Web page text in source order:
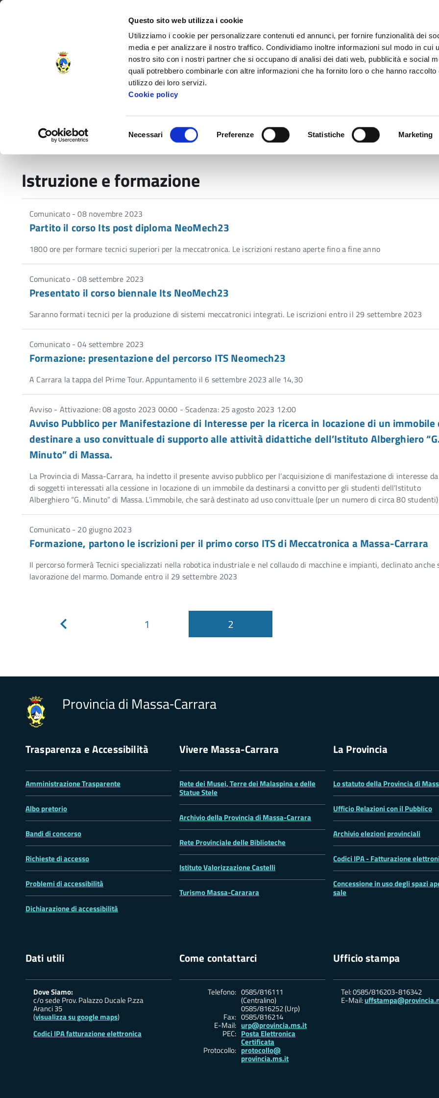
Questo sito web utilizza i cookie
Utilizziamo i cookie per personalizzare contenuti ed annunci, per fornire funzionalità dei
media e per analizzare il nostro traffico. Condividiamo inoltre informazioni sul modo in cui
nostro sito con i nostri partner che si occupano di analisi dei dati web, pubblicità e social
quali potrebbero combinarle con altre informazioni che ha fornito loro o che hanno raccolto
utilizzo dei loro servizi.
Cookie policy
Necessari Preferenze Statistiche Marketing
Provincia di Massa‑Carrara
Settori e uffici Servizi e Documenti
Istruzione e formazione
Comunicato - 08 novembre 2023
Partito il corso Its post diploma NeoMech23
1800 ore per formare tecnici superiori per la meccatronica. Le iscrizioni restano aperte fino a fine anno
Comunicato - 08 settembre 2023
Presentato il corso biennale Its NeoMech23
Saranno formati tecnici per la produzione di sistemi meccatronici integrati. Le iscrizioni entro il 29 settembre 2023
Comunicato - 04 settembre 2023
Formazione: presentazione del percorso ITS Neomech23
A Carrara la tappa del Prime Tour. Appuntamento il 6 settembre 2023 alle 14,30
Avviso - Attivazione: 08 agosto 2023 00:00 - Scadenza: 25 agosto 2023 12:00
Avviso Pubblico per Manifestazione di Interesse per la ricerca in locazione di un immobile
destinare a uso convittuale di supporto alle attività didattiche dell’Istituto Alberghiero
Minuto” di Massa.
La Provincia di Massa-Carrara, ha indetto il presente avviso pubblico per l’acquisizione di manifestazione di interesse
di soggetti interessati alla cessione in locazione di un immobile da destinarsi a convitto per gli studenti dell’Istituto
Alberghiero “G. Minuto” di Massa. L’immobile, che sarà destinato ad uso convittuale (per un numero di circa 80
Comunicato - 20 giugno 2023
Formazione, partono le iscrizioni per il primo corso ITS di Meccatronica a Massa-Carrara
Il percorso formerà Tecnici specializzati nella robotica industriale e nel collaudo di macchine e impianti, declinato anche
lavorazione del marmo. Domande entro il 29 settembre 2023
1 2
Provincia di Massa‑Carrara
Trasparenza e Accessibilità
Amministrazione Trasparente
Albo pretorio
Bandi di concorso
Richieste di accesso
Problemi di accessibilità
Dichiarazione di accessibilità
Vivere Massa-Carrara
Rete dei Musei, Terre dei Malaspina e delle
Statue Stele
Archivio della Provincia di Massa-Carrara
Rete Provinciale delle Biblioteche
Istituto Valorizzazione Castelli
Turismo Massa-Cararara
La Provincia
Lo statuto della Provincia di
Ufficio Relazioni con il Pubblico
Archivio elezioni provinciali
Codici IPA - Fatturazione
Concessione in uso degli spazi
sale
Dati utili
Dove Siamo:
c/o sede Prov. Palazzo Ducale P.zza
Aranci 35
(visualizza su google maps)
Codici IPA fatturazione elettronica
Come contattarci
Telefono: 0585/816111
(Centralino)
0585/816252 (Urp)
Fax: 0585/816214
E-Mail: urp@provincia.ms.it
PEC: Posta Elettronica
Certificata
Protocollo: protocollo@
provincia.ms.it
Ufficio stampa
Tel: 0585/816203-816342
E-Mail: